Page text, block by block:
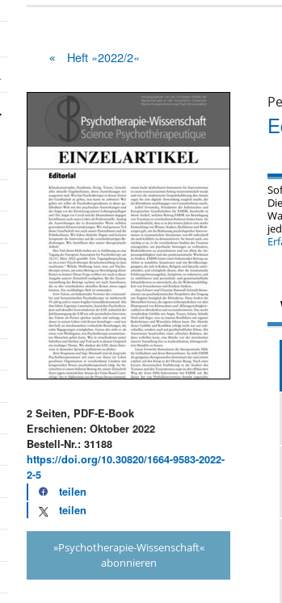
Heft »2022/2«
2 Seiten, PDF-E-Book
Erschienen: Oktober 2022
Bestell-Nr.: 31188
https://doi.org/10.30820/1664-9583-2022-
2-5
teilen
teilen
»Psychotherapie-Wissenschaft«
abonnieren